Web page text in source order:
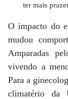
ter mais
O impacto do
mudou
Amparadas
vivendo a
Para a
climatério da